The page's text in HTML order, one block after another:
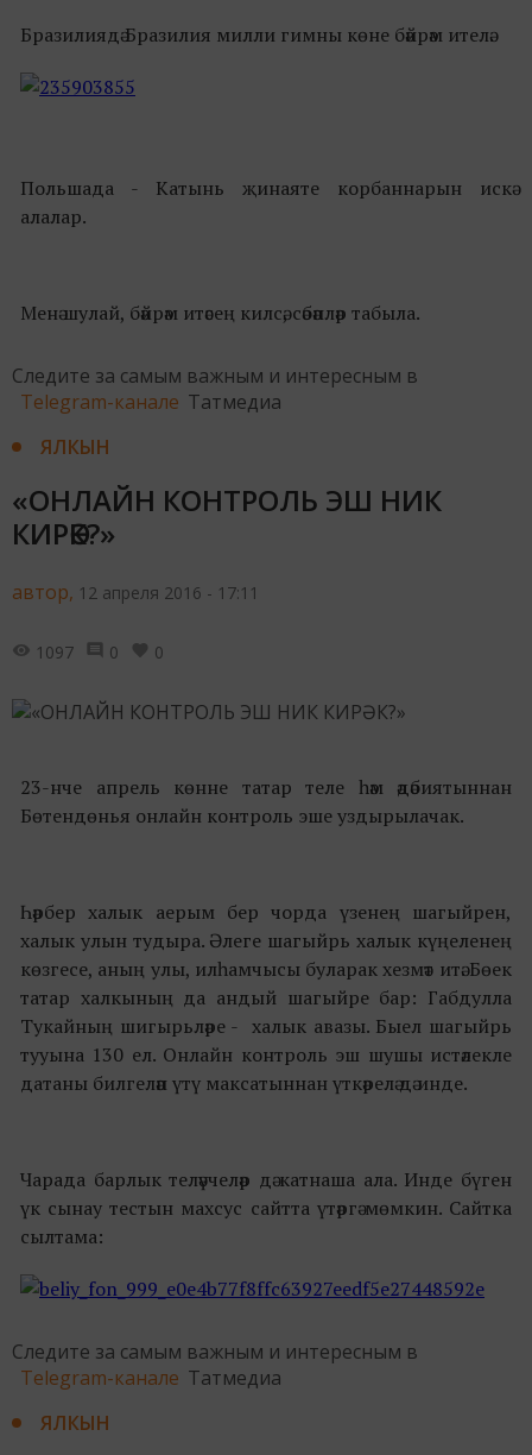
Бразилиядә Бразилия милли гимны көне бәйрәм ителә.
Польшада - Катынь җинаяте корбаннарын искә
алалар.
Менә шулай, бәйрәм итәсең килсә, сәбәпләр табыла.
Следите за самым важным и интересным в
Telegram-канале Татмедиа
ЯЛКЫН
«ОНЛАЙН КОНТРОЛЬ ЭШ НИК
КИРӘК?»
автор, 12 апреля 2016 - 17:11
1097 0 0
23-нче апрель көнне татар теле һәм әдәбиятыннан
Бөтендөнья онлайн контроль эше уздырылачак.
Һәрбер халык аерым бер чорда үзенең шагыйрен,
халык улын тудыра. Әлеге шагыйрь халык күңеленең
көзгесе, аның улы, илһамчысы буларак хезмәт итә. Бөек
татар халкының да андый шагыйре бар: Габдулла
Тукайның шигырьләре - халык авазы. Быел шагыйрь
тууына 130 ел. Онлайн контроль эш шушы истәлекле
датаны билгеләп үтү максатыннан үткәрелә дә инде.
Чарада барлык теләүчеләр дә катнаша ала. Инде бүген
үк сынау тестын махсус сайтта үтәргә мөмкин. Сайтка
сылтама:
Следите за самым важным и интересным в
Telegram-канале Татмедиа
ЯЛКЫН